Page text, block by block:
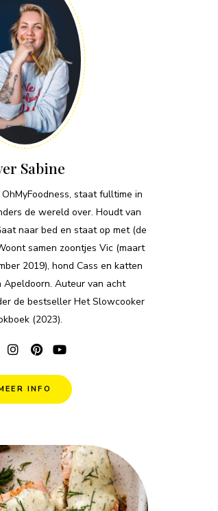
Sabine
staat fulltime in
de wereld over. Houdt van
naar bed en staat op met (de
samen zoontjes Vic (maart
2019), hond Cass en katten
Apeldoorn. Auteur van acht
de bestseller Het Slowcooker
(2023).
INFO